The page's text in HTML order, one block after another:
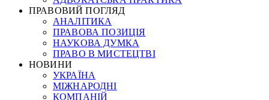
ПРАВОВИЙ ПОГЛЯД
АНАЛІТИКА
ПРАВОВА ПОЗИЦІЯ
НАУКОВА ДУМКА
ПРАВО В МИСТЕЦТВІ
НОВИНИ
УКРАЇНА
МІЖНАРОДНІ
КОМПАНІЙ